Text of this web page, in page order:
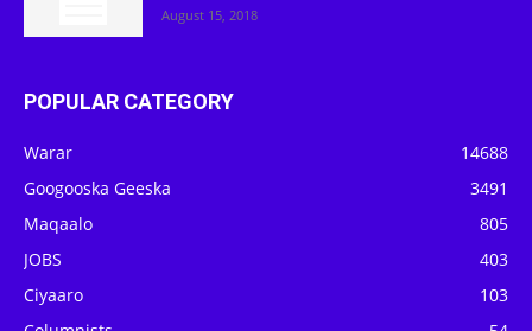
August 15, 2018
POPULAR CATEGORY
Warar
14688
Googooska Geeska
3491
Maqaalo
805
JOBS
403
Ciyaaro
103